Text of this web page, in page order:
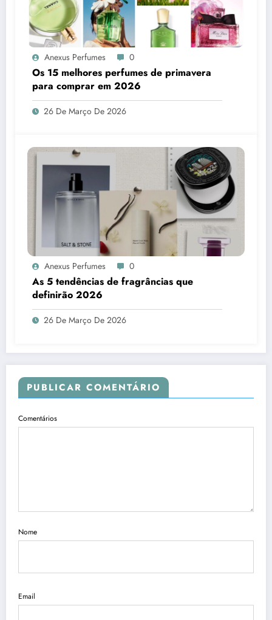
Anexus Perfumes 0
Os 15 melhores perfumes de primavera
para comprar em 2026
26 De Março De 2026
Anexus Perfumes 0
As 5 tendências de fragrâncias que
definirão 2026
26 De Março De 2026
PUBLICAR COMENTÁRIO
Comentários
Nome
Email